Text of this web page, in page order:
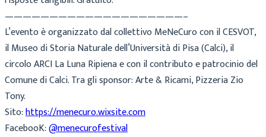
————————————————————–
L’evento è organizzato dal collettivo MeNeCuro con il CESVOT,
il Museo di Storia Naturale dell’Università di Pisa (Calci), il
circolo ARCI La Luna Ripiena e con il contributo e patrocinio del
Comune di Calci. Tra gli sponsor: Arte & Ricami, Pizzeria Zio
Tony.
Sito:https://menecuro.wixsite.com
FacebooK:@menecurofestival